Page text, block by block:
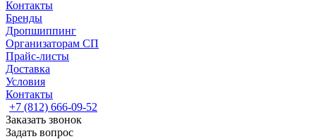
Контакты
Бренды
Дропшиппинг
Организаторам СП
Прайс-листы
Доставка
Условия
Контакты
+7 (812) 666-09-52
Заказать звонок
Задать вопрос